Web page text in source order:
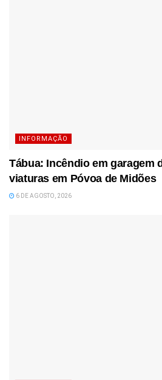
INFORMAÇÃO
Tábua: Incêndio em garagem
viaturas em Póvoa de Midões
6 DE AGOSTO, 2026